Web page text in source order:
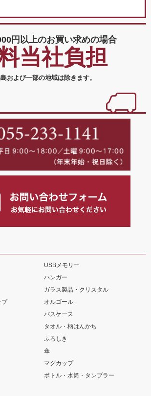
円以上のお買い求めの場合
当社負担
および一部の地域は除きます。
USBメモリー
ハンガー
ガラス製品・クリスタル
プ
オルゴール
パスケース
タオル・柄はんかち
ふろしき
傘
マグカップ
ボトル・水筒・タンブラー